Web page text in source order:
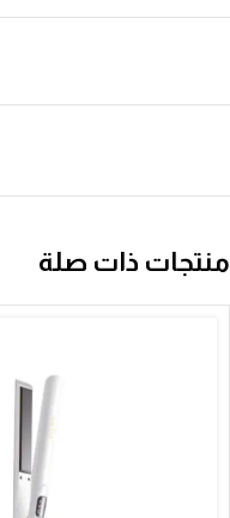
منتجات ذات صلة